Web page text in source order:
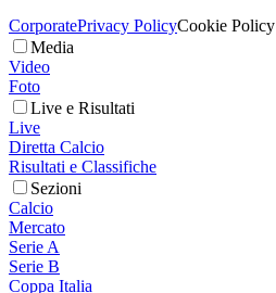
CorporatePrivacy PolicyCookie Policy
Media
Video
Foto
Live e Risultati
Live
Diretta Calcio
Risultati e Classifiche
Sezioni
Calcio
Mercato
Serie A
Serie B
Coppa Italia